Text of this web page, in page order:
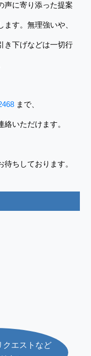
声に寄り添った提案
す。無理強いや、
き下げなどは一切行
まで、
いただけます。
待ちしております。
クエストなど